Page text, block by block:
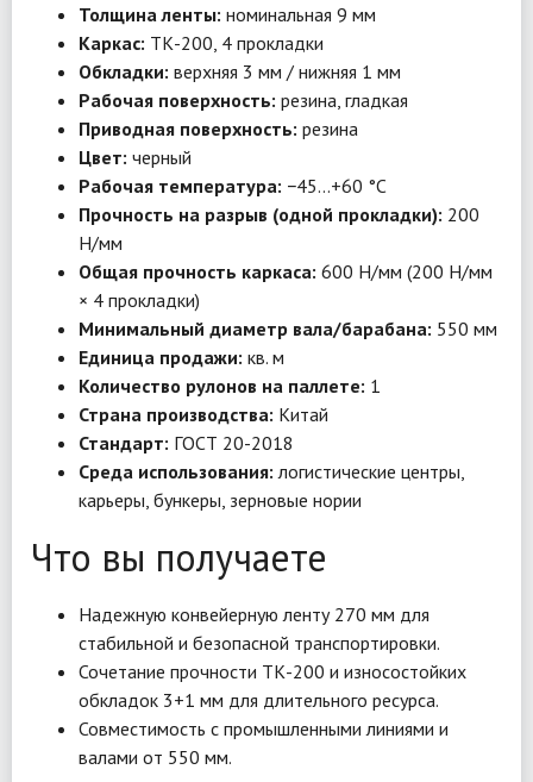
Толщина ленты: номинальная 9 мм
Каркас: ТК-200, 4 прокладки
Обкладки: верхняя 3 мм / нижняя 1 мм
Рабочая поверхность: резина, гладкая
Приводная поверхность: резина
Цвет: черный
Рабочая температура: −45…+60 °C
Прочность на разрыв (одной прокладки): 200
Н/мм
Общая прочность каркаса: 600 Н/мм (200 Н/мм
× 4 прокладки)
Минимальный диаметр вала/барабана: 550 мм
Единица продажи: кв. м
Количество рулонов на паллете: 1
Страна производства: Китай
Стандарт: ГОСТ 20-2018
Среда использования: логистические центры,
карьеры, бункеры, зерновые нории
Что вы получаете
Надежную конвейерную ленту 270 мм для
стабильной и безопасной транспортировки.
Сочетание прочности ТК-200 и износостойких
обкладок 3+1 мм для длительного ресурса.
Совместимость с промышленными линиями и
валами от 550 мм.